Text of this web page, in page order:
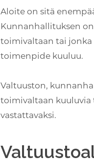
Aloite on sitä
Kunnanhallituksen
toimivaltaan tai jonka
toimenpide kuuluu.
Valtuuston,
toimivaltaan kuuluvia
vastattavaksi.